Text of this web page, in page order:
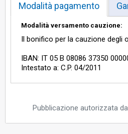
Modalità pagamento
Modalità versamento cauzione:
Il bonifico per la cauzione
IBAN: IT 05 B 08086 37350
Intestato a: C.P. 04/2011
Pubblicazione autorizzata